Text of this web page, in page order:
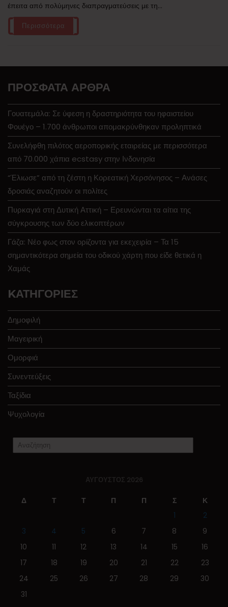
έπειτα από πολύμηνες διαπραγματεύσεις με τη...
Περισσότερα
ΠΡΌΣΦΑΤΑ ΆΡΘΡΑ
Γουατεμάλα: Σε ύφεση η δραστηριότητα του ηφαιστείου
Φουέγο – 1.700 άνθρωποι απομακρύνθηκαν προληπτικά
Συνελήφθη πιλότος αεροπορικής εταιρείας με περισσότερα
από 70.000 χάπια ecstasy στην Ινδονησία
“Έλιωσε” από τη ζέστη η Κορεατική Χερσόνησος – Ανάσες
δροσιάς αναζητούν οι πολίτες
Πυρκαγιά στη Δυτική Αττική – Ερευνώνται τα αίτια της
σύγκρουσης των δύο ελικοπτέρων
Γάζα: Νέο φως στον ορίζοντα για εκεχειρία – Τα 15
σημαντικότερα σημεία του οδικού χάρτη που είδε θετικά η
Χαμάς
KΑΤΗΓΟΡΊΕΣ
Δημοφιλή
Μαγειρική
Ομορφιά
Συνεντεύξεις
Ταξίδια
Ψυχολογία
ΑΎΓΟΥΣΤΟΣ 2026
Δ Τ Τ Π Π Σ
Κ
1
2
3
4 5 6 7 8
9
10
11 12 13 14 15
16
17
18 19 20 21 22
23
24
25 26 27 28 29
30
31